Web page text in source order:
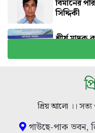
বিমানের
সিদ্দিকী
শীর্ষ মাদক
জন্মের পর
প্রিয় আলো ।। সত্য
গাউছে-পাক ভবন,